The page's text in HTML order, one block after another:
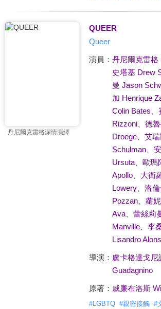
丹尼爾克雷格深情演繹
QUEER
Queer
演員： 丹尼爾克雷格
史塔基 Drew
曼 Jason
加 Henrique
Colin Bates
Rizzoni、 德
Droege、 艾
Schulman、
Ursuta、 歐瑪
Apollo、 大衛
Lowery、 洛
Pozzan、 蘿
Ava、 蕾絲莉
Manville、 李
Lisandro
導演： 盧卡格達戈尼
Guadagnino
原著： 威廉布洛斯
#LGBTQ #親密接觸 #